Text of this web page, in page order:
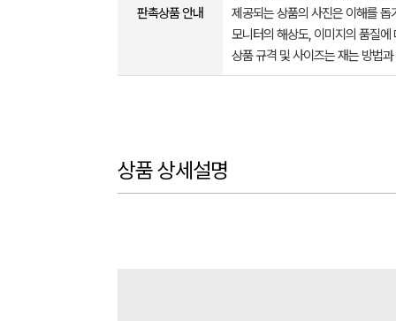
판촉상품 안내
제공되는 상품의 사진은 이해를
모니터의 해상도, 이미지의 품질
상품 규격 및 사이즈는 재는 방법
상품 상세설명